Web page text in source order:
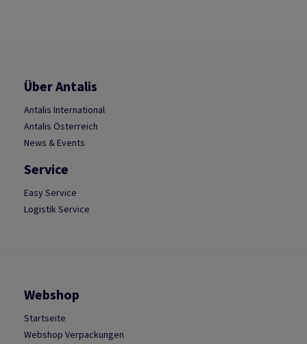
Über Antalis
Antalis International
Antalis Österreich
News & Events
Service
Easy Service
Logistik Service
Webshop
Startseite
Webshop Verpackungen